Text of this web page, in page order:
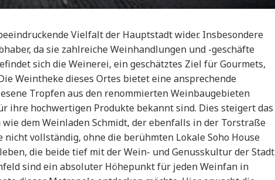
Vielfalt der Hauptstadt wider. Insbesondere
da sie zahlreiche Weinhandlungen und -geschäfte
sich die Weinerei, ein geschätztes Ziel für Gourmets,
Weintheke dieses Ortes bietet eine ansprechende
Tropfen aus den renommierten Weinbaugebieten
ihre hochwertigen Produkte bekannt sind. Dies steigert das
dem Weinladen Schmidt, der ebenfalls in der Torstraße
vollständig, ohne die berühmten Lokale Soho House
die beide tief mit der Wein- und Genusskultur der Stadt
sind ein absoluter Höhepunkt für jeden Weinfan in